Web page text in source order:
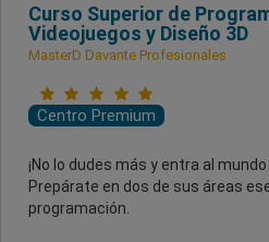
Curso Superior de
Videojuegos y Diseño 3D
MasterD Davante Profesionales
Centro Premium
¡No lo dudes más y entra al
Prepárate en dos de sus áreas
programación.